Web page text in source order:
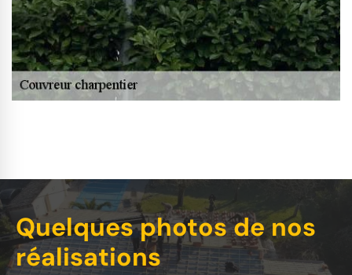
Quelques photos de nos
réalisations